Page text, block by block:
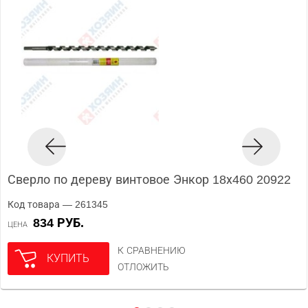
Сверло по дереву винтовое Энкор 18х460 20922
Код товара — 261345
ЦЕНА 834 РУБ.
КУПИТЬ
К СРАВНЕНИЮ
ОТЛОЖИТЬ